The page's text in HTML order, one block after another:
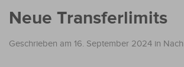
Neue Transferlimits
Geschrieben am 16. September 2024 in